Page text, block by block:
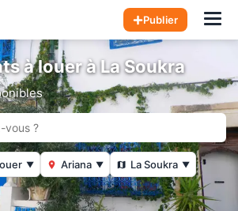
Publier
à louer à La Soukra
▼ Ariana ▼ La Soukra ▼